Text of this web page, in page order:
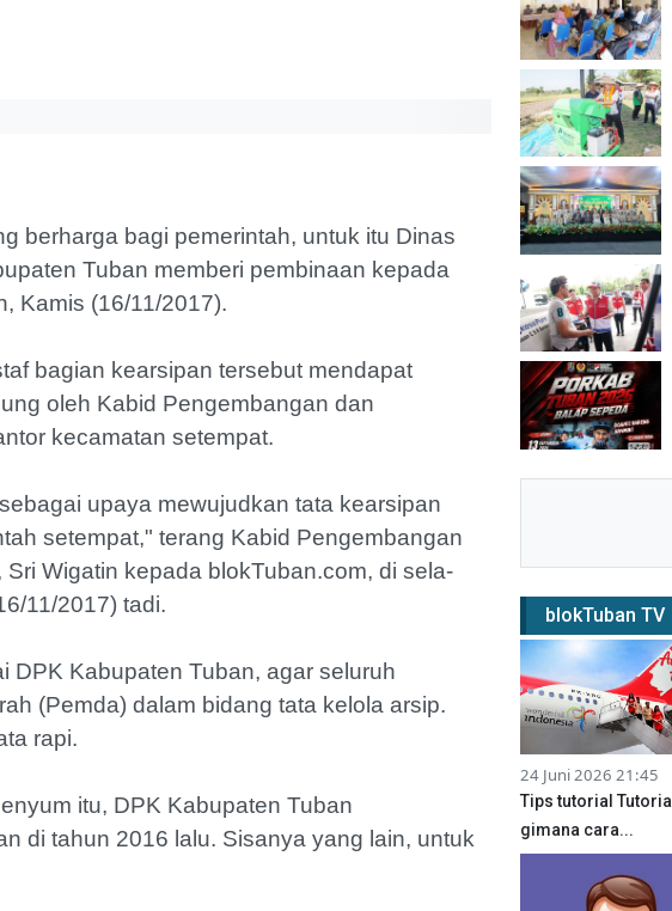
berharga bagi pemerintah, untuk itu Dinas
Tuban memberi pembinaan kepada
Kamis (16/11/2017).
bagian kearsipan tersebut mendapat
oleh Kabid Pengembangan dan
kecamatan setempat.
upaya mewujudkan tata kearsipan
setempat," terang Kabid Pengembangan
Wigatin kepada blokTuban.com, di sela-
11/2017) tadi.
DPK Kabupaten Tuban, agar seluruh
(Pemda) dalam bidang tata kelola arsip.
rapi.
itu, DPK Kabupaten Tuban
di tahun 2016 lalu. Sisanya yang lain, untuk
blokTuban TV
24 Juni 2026 21:45
Tips tutorial Tutorial
gimana cara...